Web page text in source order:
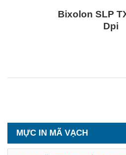
Bixolon SLP
Dpi
MỰC IN MÃ VẠCH